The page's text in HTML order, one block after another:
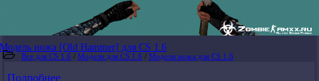
Модель ножа [Old Hammer] для CS 1.6
Все для CS 1.6 / Модели для CS 1.6 / Модели ножа для CS 1.6
Подробнее